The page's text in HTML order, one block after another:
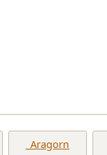
_Aragorn